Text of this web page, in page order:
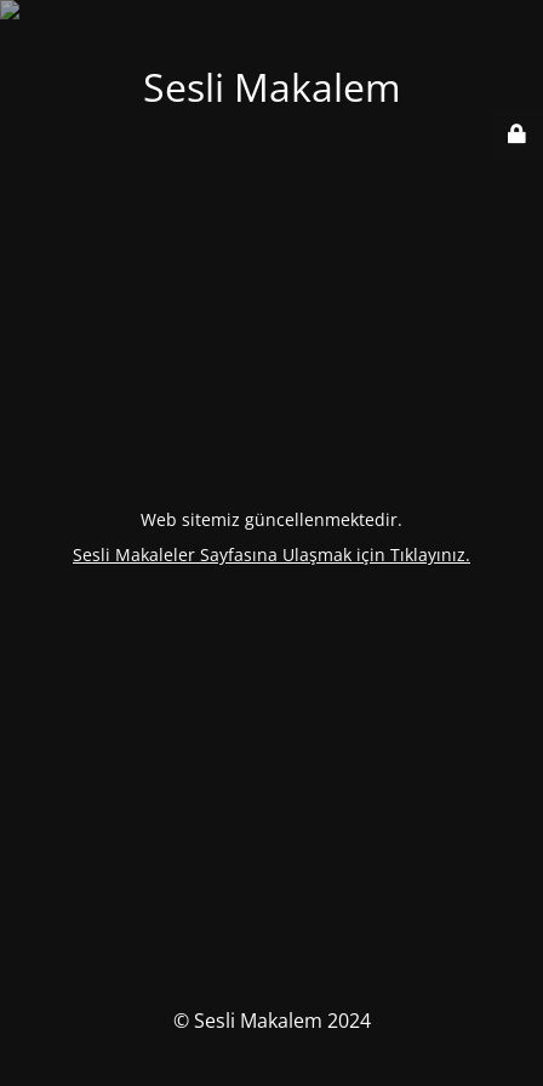
Sesli Makalem
Web sitemiz güncellenmektedir.
Sesli Makaleler Sayfasına Ulaşmak için Tıklayınız.
© Sesli Makalem 2024